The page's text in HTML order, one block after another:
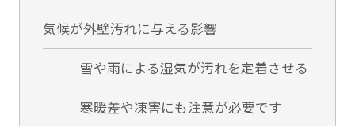
気候が外壁汚れに与える影響
雪や雨による湿気が汚れを定着させる
寒暖差や凍害にも注意が必要です